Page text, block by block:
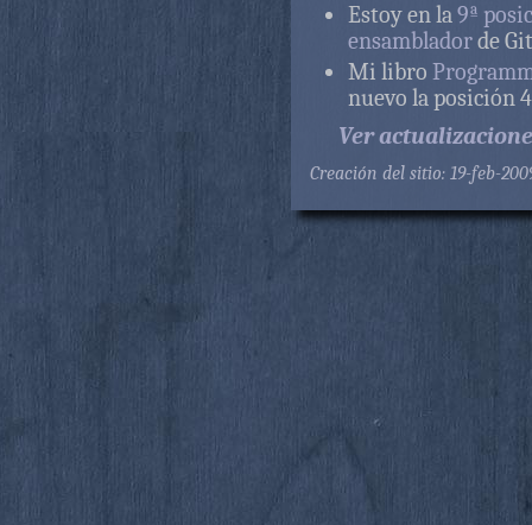
Estoy en la9ª
ensambladorde
Mi libro
nuevo la posición
Ver
Creación del sitio: 19-feb-